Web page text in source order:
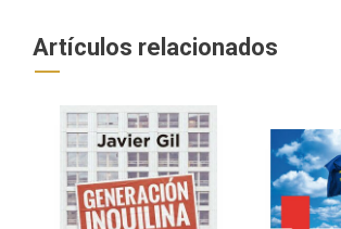
Artículos relacionados